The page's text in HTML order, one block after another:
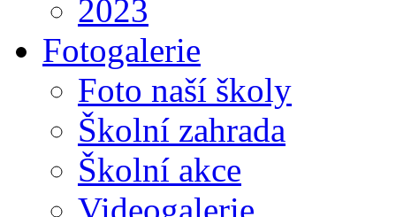
2023
Fotogalerie
Foto naší školy
Školní zahrada
Školní akce
Videogalerie